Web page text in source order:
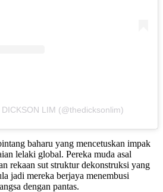
LIM (@thedicksonlim)
baharu yang mencetuskan impak
lelaki global. Pereka muda asal
rekaan sut struktur dekonstruksi yang
jadi mereka berjaya menembusi
dengan pantas.